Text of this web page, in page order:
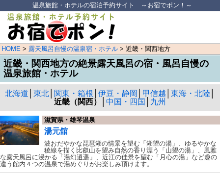
温泉旅館・ホテルの宿泊予約サイト ～お宿でポン！～
HOME > 露天風呂自慢の温泉宿・ホテル > 近畿・関西地方
近畿・関西地方の絶景露天風呂の宿・風呂自慢の
温泉旅館・ホテル
北海道 東北 関東・箱根 伊豆・静岡 甲信越 東海・北陸
近畿（関西）
中国・四国 九州
滋賀県・雄琴温泉
湯元舘
波おだやかな琵琶湖の情景を望む「湖望の湯」、ゆるやかな
稜線を描く比叡山を望み自然の香り漂う「山望の湯」、風雅
な露天風呂に浸かる「湯幻逍遥」、近江の佳景を望む「月心の湯」など趣の
違う館内４つの温泉で湯めぐりがお楽しみ頂けます。